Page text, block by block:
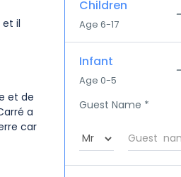
il
et de
a
car
Children
Age 6-17
Infant
Age 0-5
Guest Name *